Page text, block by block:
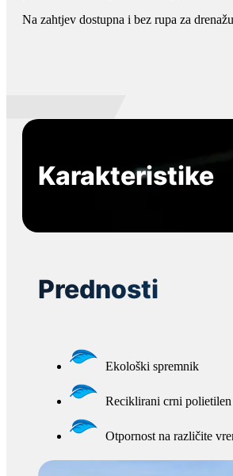
Na zahtjev dostupna i bez rupa za drenažu
Karakteristike
Prednosti
Ekološki spremnik
Reciklirani crni polietilen
Otpornost na različite